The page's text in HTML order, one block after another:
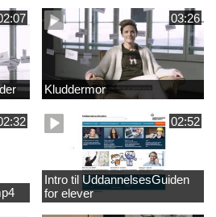
03:26
Kluddermor
02:52
Intro til UddannelsesGuiden
for elever